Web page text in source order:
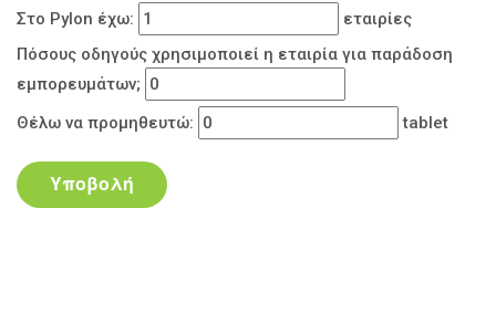
Στο Pylon έχω:
εταιρίες
Πόσους οδηγούς χρησιμοποιεί η εταιρία για παράδοση
εμπορευμάτων;
Θέλω να προμηθευτώ:
tablet